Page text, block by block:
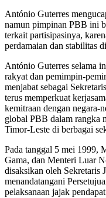
António Guterres
namun pimpinan PBB ini
terkait partisipasinya,
perdamaian dan stabilitas
António Guterres selama
rakyat dan pemimpin-
menjabat sebagai
terus memperkuat
kemitraan dengan negara-
global PBB dalam rangka
Timor-Leste di berbagai
Pada tanggal 5 mei 1999,
Gama, dan Menteri Luar
disaksikan oleh Sekretaris
menandatangani
pelaksanaan jajak